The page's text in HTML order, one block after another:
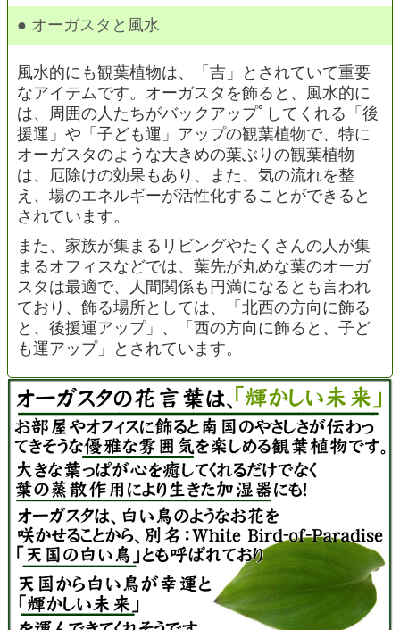
● オーガスタと風水
風水的にも観葉植物は、「吉」とされていて重要
なアイテムです。オーガスタを飾ると、風水的に
は、周囲の人たちがバックアップﾟしてくれる「後
援運」や「子ども運」アップの観葉植物で、特に
オーガスタのような大きめの葉ぶりの観葉植物
は、厄除けの効果もあり、また、気の流れを整
え、場のエネルギーが活性化することができると
されています。
また、家族が集まるリビングやたくさんの人が集
まるオフィスなどでは、葉先が丸めな葉のオーガ
スタは最適で、人間関係も円満になるとも言われ
ており、飾る場所としては、「北西の方向に飾る
と、後援運アップ」、「西の方向に飾ると、子ど
も運アップ」とされています。